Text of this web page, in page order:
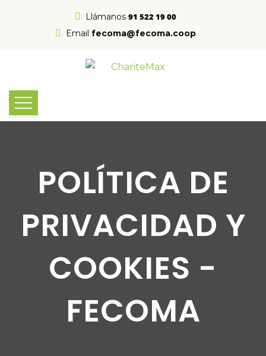
Llámanos 91 522 19 00
Email fecoma@fecoma.coop
POLÍTICA DE
PRIVACIDAD Y
COOKIES -
FECOMA